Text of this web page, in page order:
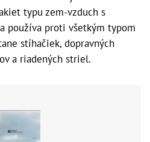
typu zem-vzduch s
používa proti všetkým typom
stíhačiek, dopravných
a riadených striel.